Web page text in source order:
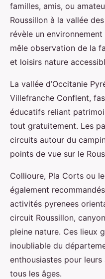
familles, amis, ou
Roussillon à la vallée
révèle un
mêle observation de la
et loisirs nature
La vallée d’Occitanie
Villefranche Conflent,
éducatifs reliant
tout gratuitement. Les
circuits autour du
points de vue sur le
Collioure, Pla Corts ou
également
activités pyrenees
circuit Roussillon,
pleine nature. Ces lieux
inoubliable du
enthousiastes pour
tous les âges.